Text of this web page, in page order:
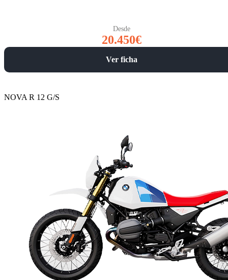
Desde
20.450€
Ver ficha
NOVA R 12 G/S